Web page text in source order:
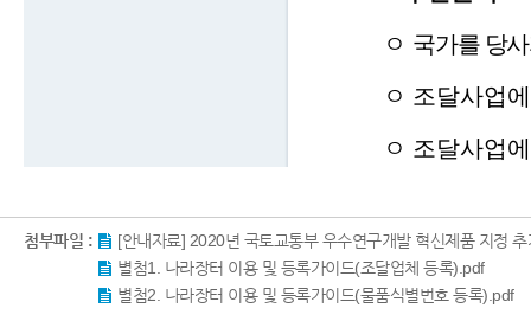
첨부파일 :
[안내자료] 2020년 국토교통부 우수연구개발 혁신제품 지정
별첨1. 나라장터 이용 및 등록가이드(조달업체 등록).pdf
별첨2. 나라장터 이용 및 등록가이드(물품식별번호 등록).pdf